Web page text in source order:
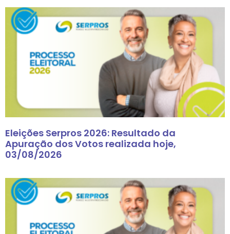
Eleições Serpros 2026: Resultado da
Apuração dos Votos realizada hoje,
03/08/2026